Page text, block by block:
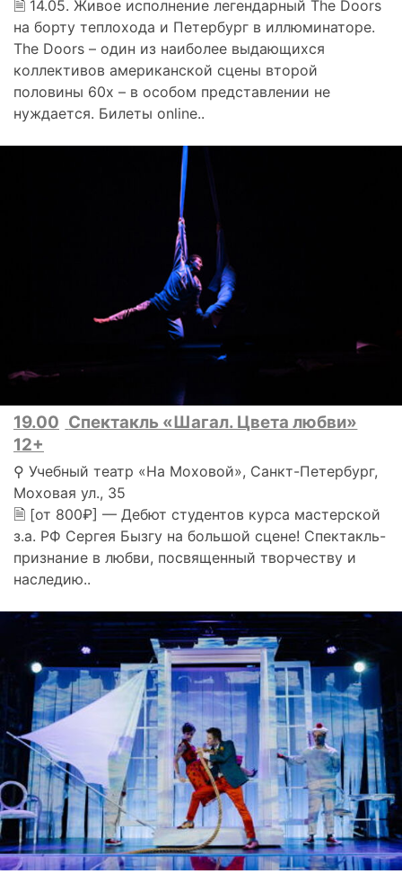
🗎 14.05. Живое исполнение легендарный The Doors
на борту теплохода и Петербург в иллюминаторе.
The Doors – один из наиболее выдающихся
коллективов американской сцены второй
половины 60х – в особом представлении не
нуждается. Билеты online..
19.00 Спектакль «Шагал. Цвета любви»
12+
⚲ Учебный театр «На Моховой», Санкт-Петербург,
Моховая ул., 35
🗎 [от 800₽] — Дебют студентов курса мастерской
з.а. РФ Сергея Бызгу на большой сцене! Спектакль-
признание в любви, посвященный творчеству и
наследию..